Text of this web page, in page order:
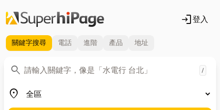
login登入
關鍵字搜尋 電話 進階 產品 地址
search
關鍵字 /
place
地區